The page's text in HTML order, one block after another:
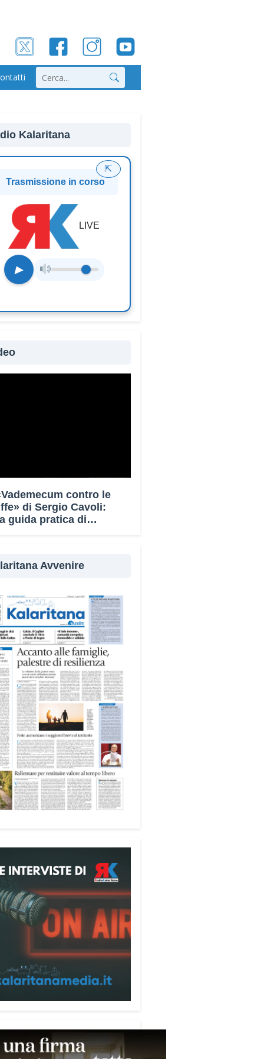
Cerca
Kalaritana
Trasmissione in corso
LIVE
▶
⇱
alle telefonate
pubblicazione di servizio
alla prevenzione delle
ai danni degli anziani e delle
più fragili. Si tratta del
contro le truffe,
più vulnerabili. «L’idea di
il Vademecum – ha detto
contro le
di Sergio Cavoli:
guida pratica di
Avvenire